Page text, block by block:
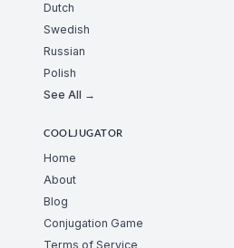
Dutch
Swedish
Russian
Polish
See All →
COOLJUGATOR
Home
About
Blog
Conjugation Game
Terms of Service